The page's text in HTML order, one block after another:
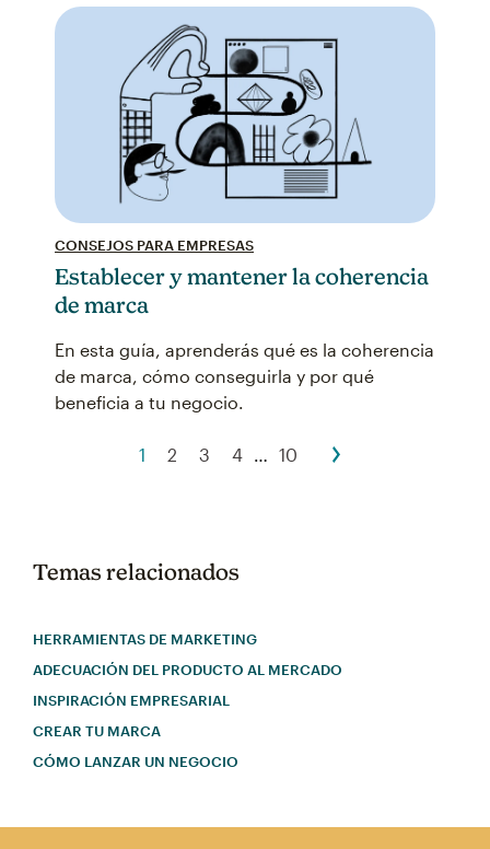
CONSEJOS PARA EMPRESAS
Establecer y mantener la coherencia
de marca
En esta guía, aprenderás qué es la coherencia
de marca, cómo conseguirla y por qué
beneficia a tu negocio.
1 2 3 4 … 10
Temas relacionados
HERRAMIENTAS DE MARKETING
ADECUACIÓN DEL PRODUCTO AL MERCADO
INSPIRACIÓN EMPRESARIAL
CREAR TU MARCA
CÓMO LANZAR UN NEGOCIO